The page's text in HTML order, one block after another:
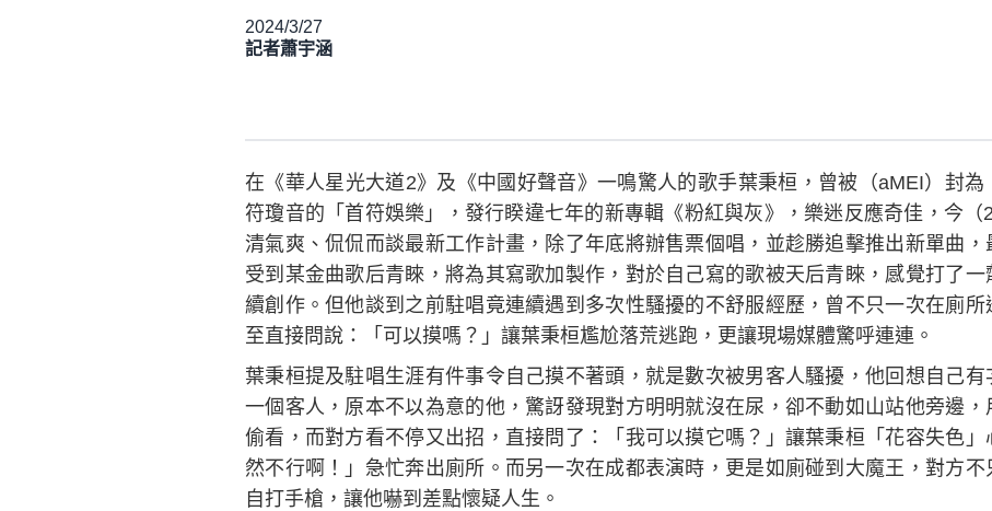
2024/3/27
記者蕭宇涵
在《華人星光大道2》及《中國好聲音》一鳴驚人的歌手葉秉桓，曾被（aMEI）封
符瓊音的「首符娛樂」，發行睽違七年的新專輯《粉紅與灰》，樂迷反應奇佳，今（
清氣爽、侃侃而談最新工作計畫，除了年底將辦售票個唱，並趁勝追擊推出新單曲
受到某金曲歌后青睞，將為其寫歌加製作，對於自己寫的歌被天后青睞，感覺打了
續創作。但他談到之前駐唱竟連續遇到多次性騷擾的不舒服經歷，曾不只一次在廁
至直接問說：「可以摸嗎？」讓葉秉桓尷尬落荒逃跑，更讓現場媒體驚呼連連。
葉秉桓提及駐唱生涯有件事令自己摸不著頭，就是數次被男客人騷擾，他回想自己
一個客人，原本不以為意的他，驚訝發現對方明明就沒在尿，卻不動如山站他旁邊
偷看，而對方看不停又出招，直接問了：「我可以摸它嗎？」讓葉秉桓「花容失色
然不行啊！」急忙奔出廁所。而另一次在成都表演時，更是如廁碰到大魔王，對方
自打手槍，讓他嚇到差點懷疑人生。